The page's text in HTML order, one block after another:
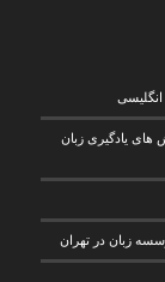
انگلیسی
یادگیری زبان